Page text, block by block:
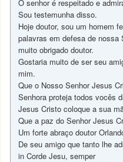
O senhor é respeitado e
Sou testemunha disso.
Hoje doutor, sou um homem
palavras em defesa de
muito obrigado doutor.
Gostaria muito de ser seu
mim.
Que o Nosso Senhor Jesus
Senhora proteja todos vocês
Jesus Cristo coloque a sua
Que a paz do Senhor Jesus
Um forte abraço doutor
De seu amigo que tanto lhe
in Corde Jesu, semper